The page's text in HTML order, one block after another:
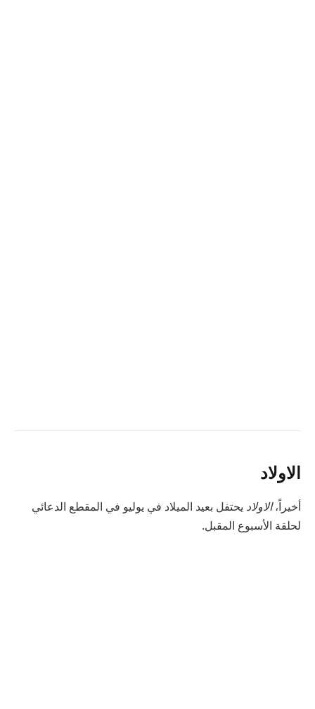
الاولاد
أخيراً،الاولاد يحتفل بعيد الميلاد في يوليو في المقطع الدعائي
لحلقة الأسبوع المقبل.